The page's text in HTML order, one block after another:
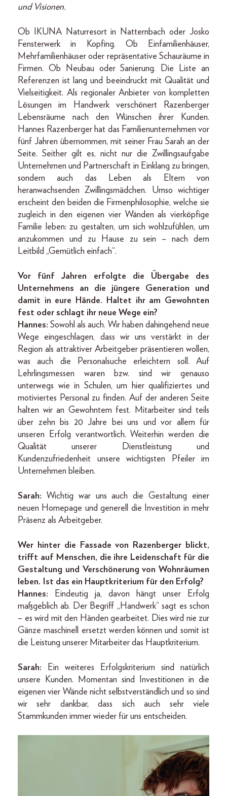
und Visionen.
Ob IKUNA Naturresort in Natternbach oder Josko
Fensterwerk in Kopfing. Ob Einfamilienhäuser,
Mehrfamilienhäuser oder repräsentative Schauräume in
Firmen. Ob Neubau oder Sanierung. Die Liste an
Referenzen ist lang und beeindruckt mit Qualität und
Vielseitigkeit. Als regionaler Anbieter von kompletten
Lösungen im Handwerk verschönert Razenberger
Lebensräume nach den Wünschen ihrer Kunden.
Hannes Razenberger hat das Familienunternehmen vor
fünf Jahren übernommen, mit seiner Frau Sarah an der
Seite. Seither gilt es, nicht nur die Zwillingsaufgabe
Unternehmen und Partnerschaft in Einklang zu bringen,
sondern auch das Leben als Eltern von
heranwachsenden Zwillingsmädchen. Umso wichtiger
erscheint den beiden die Firmenphilosophie, welche sie
zugleich in den eigenen vier Wänden als vierköpfige
Familie leben: zu gestalten, um sich wohlzufühlen, um
anzukommen und zu Hause zu sein – nach dem
Leitbild „Gemütlich einfach“.
Vor fünf Jahren erfolgte die Übergabe des
Unternehmens an die jüngere Generation und
damit in eure Hände. Haltet ihr am Gewohnten
fest oder schlagt ihr neue Wege ein?
Hannes:Sowohl als auch. Wir haben dahingehend neue
Wege eingeschlagen, dass wir uns verstärkt in der
Region als attraktiver Arbeitgeber präsentieren wollen,
was auch die Personalsuche erleichtern soll. Auf
Lehrlingsmessen waren bzw. sind wir genauso
unterwegs wie in Schulen, um hier qualifiziertes und
motiviertes Personal zu finden. Auf der anderen Seite
halten wir an Gewohntem fest. Mitarbeiter sind teils
über zehn bis 20 Jahre bei uns und vor allem für
unseren Erfolg verantwortlich. Weiterhin werden die
Qualität unserer Dienstleistung und
Kundenzufriedenheit unsere wichtigsten Pfeiler im
Unternehmen bleiben.
Sarah: Wichtig war uns auch die Gestaltung einer
neuen Homepage und generell die Investition in mehr
Präsenz als Arbeitgeber.
Wer hinter die Fassade von Razenberger blickt,
trifft auf Menschen, die ihre Leidenschaft für die
Gestaltung und Verschönerung von Wohnräumen
leben. Ist das ein Hauptkriterium für den Erfolg?
Hannes:
Eindeutig ja, davon hängt unser Erfolg
maßgeblich ab. Der Begriff „Handwerk“ sagt es schon
– es wird mit den Händen gearbeitet. Dies wird nie zur
Gänze maschinell ersetzt werden können und somit ist
die Leistung unserer Mitarbeiter das Hauptkriterium.
Sarah:
Ein weiteres Erfolgskriterium sind natürlich
unsere Kunden. Momentan sind Investitionen in die
eigenen vier Wände nicht selbstverständlich und so sind
wir sehr dankbar, dass sich auch sehr viele
Stammkunden immer wieder für uns entscheiden.